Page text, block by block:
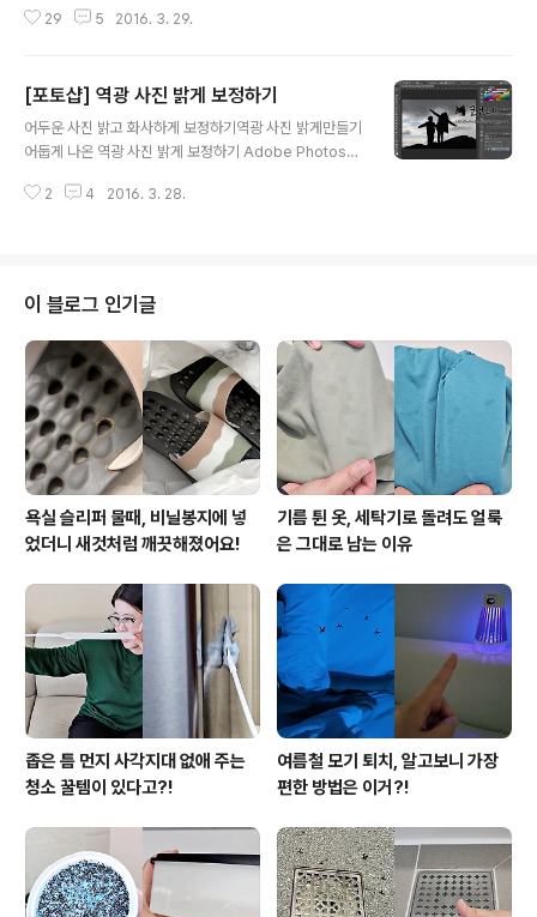
대에서 [창] → [브러시 사전 설정] 을 선택합니다. ▼ 브러
편집 작업중에서 많이 하는 작업중의 하나가 바로 사진의
부분들을 따라서 선택영역을 그려주는 방법, 지난 포스팅
에서 다루었던 빠른 마스크(퀵마스크) 모드를 사용하는 방
법, 알파채널을 이용한 방법등... 여러가지가 있습니다. 그
해서 사용할 수 있는데요. 오늘 포스팅에서는 알파채널을
29 5 2016. 3. 29.
[포토샵] 역광 사진 밝게 보정하기
어두운 사진 밝고 화사하게 보정하기역광 사진 밝게만들기
어둡게 나온 역광 사진 밝게 보정하기 Adobe Photosho
히 어둡게 나온 사진 밝게 보정하기 에서 어둡게 나온사진
사용하여 밝게 보정하는 방법입니다. 역광 사진은 피사체
가 어둡게 표현되므로 부분적으로 밝게 보정해야할 경우가
있습니다. 역광상태에서 어둡게 나온 사진을 보정해도록
하겠습니다. 역광 사진 밝게 보정하는 방법 사진 촬영시 일
부러 역광상태에서 찍는 경우도 있지만 포스팅을 위해서
예로 든 사진입니다. 보정할 사진을 ..
2 4 2016. 3. 28.
이 블로그 인기글
욕실 슬리퍼 물때, 비닐봉지에 넣
었더니 새것처럼 깨끗해졌어요!
기름 튄 옷, 세탁기로 돌려도 얼룩
은 그대로 남는 이유
좁은 틈 먼지 사각지대 없애 주는
청소 꿀템이 있다고?!
여름철 모기 퇴치, 알고보니 가장
편한 방법은 이거?!